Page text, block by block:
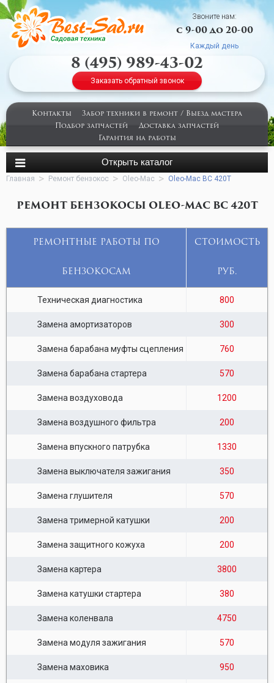
Звоните нам:
с 9-00 до 20-00
Каждый день
8 (495) 989-43-02
Заказать обратный звонок
Контакты
Забор техники в ремонт / Выезд мастера
Подбор запчастей
Доставка запчастей
Гарантия на работы
Главная Ремонт бензокос Oleo-Mac Oleo-Mac BC 420T
РЕМОНТ БЕНЗОКОСЫ OLEO-MAC BC 420T
РЕМОНТНЫЕ РАБОТЫ ПО
БЕНЗОКОСАМ
СТОИМОСТЬ
РУБ.
Техническая диагностика 800
Замена амортизаторов 300
Замена барабана муфты сцепления 760
Замена барабана стартера 570
Замена воздуховода 1200
Замена воздушного фильтра 200
Замена впускного патрубка 1330
Замена выключателя зажигания 350
Замена глушителя 570
Замена тримерной катушки 200
Замена защитного кожуха 200
Замена картера 3800
Замена катушки стартера 380
Замена коленвала 4750
Замена модуля зажигания 570
Замена маховика 950